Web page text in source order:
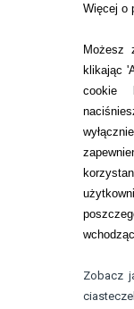
Więcej o
Możesz
klikając
cookie
Zobacz
SOCZEWKI
ZMIEŃ
KONTAKT
22 113
732 08
e-mail: